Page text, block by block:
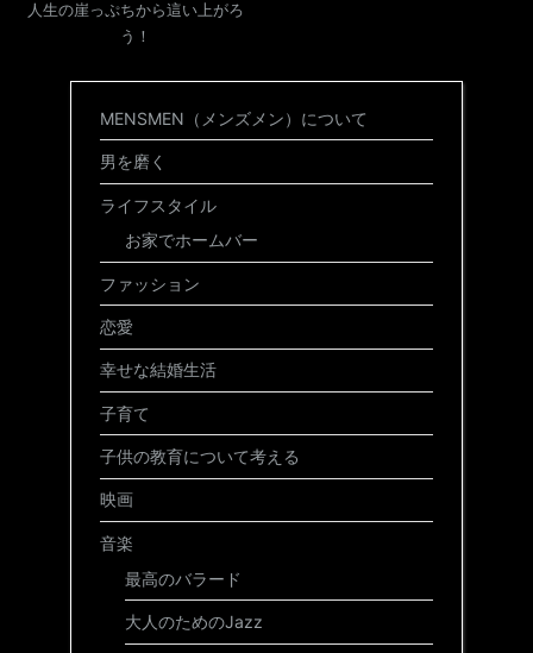
人生の崖っぷちから這い上がろ
う！
MENSMEN（メンズメン）について
男を磨く
ライフスタイル
お家でホームバー
ファッション
恋愛
幸せな結婚生活
子育て
子供の教育について考える
映画
音楽
最高のバラード
大人のためのJazz